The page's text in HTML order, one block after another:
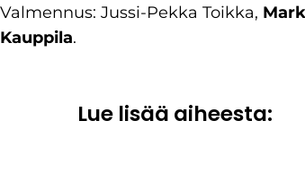
Valmennus: Jussi-Pekka Toikka,
Kauppila.
Lue lisää aiheesta: